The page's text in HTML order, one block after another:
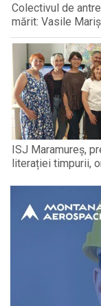
Colectivul de
mărit: Vasile
ISJ Maramureș,
literației timpurii,